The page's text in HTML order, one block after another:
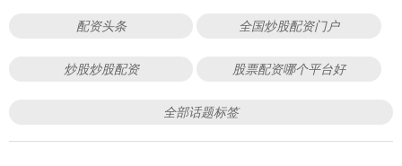
配资头条 全国炒股配资门户
炒股炒股配资 股票配资哪个平台好
全部话题标签